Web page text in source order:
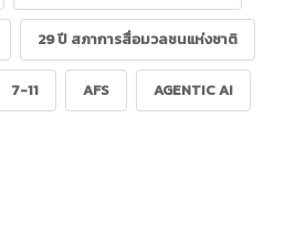
29 ปี สภาการสื่อมวลชนแห่งชาติ
7-11 AFS AGENTIC AI